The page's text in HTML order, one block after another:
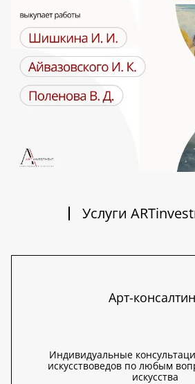
Услуги
Арт-
Индивидуальные
искусствоведов по любым
искусства